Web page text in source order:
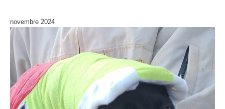
novembre 2024